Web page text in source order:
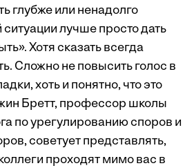
глубже или ненадолго
ситуации лучше просто дать
Хотя сказать всегда
Сложно не повысить голос в
хоть и понятно, что это
Бретт, профессор школы
по урегулированию споров и
советует представлять,
проходят мимо вас в